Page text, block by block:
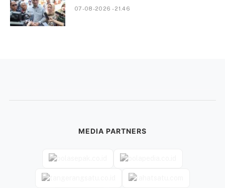
07-08-2026 - 21.46
MEDIA PARTNERS